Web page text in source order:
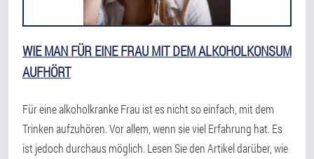
WIE MAN FÜR EINE FRAU MIT DEM ALKOHOLKONSUM
AUFHÖRT
Für eine alkoholkranke Frau ist es nicht so einfach, mit dem
Trinken aufzuhören. Vor allem, wenn sie viel Erfahrung hat. Es
ist jedoch durchaus möglich. Lesen Sie den Artikel darüber, wie